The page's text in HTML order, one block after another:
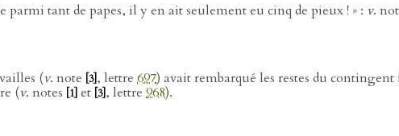
parmi tant de papes, il y en ait seulement eu cinq de pieux ! » : v.
(v. note [3] , lettre 697) avait rembarqué les restes du
(v. notes [1] et [3] , lettre 968).